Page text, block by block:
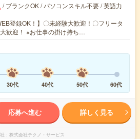
/ ブランクOK / パソコンスキル不要 / 英語力
登録OK！】〇未経験大歓迎！〇フリータ
歓迎！ ※お仕事の掛け持ち…
30代 40代 50代 60代
応募へ進む 詳しく見る
株式会社テクノ・サービス